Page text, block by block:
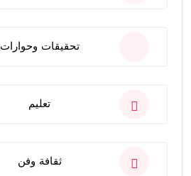
تحقيقات وحوارات
تعليم
ثقافة وفن